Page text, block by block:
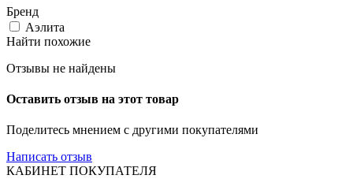
Бренд
Аэлита
Найти похожие
Отзывы не найдены
Оставить отзыв на этот товар
Поделитесь мнением с другими покупателями
Написать отзыв
КАБИНЕТ ПОКУПАТЕЛЯ